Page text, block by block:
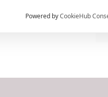
pohromadě v
zařízení
Powered byCookieHub